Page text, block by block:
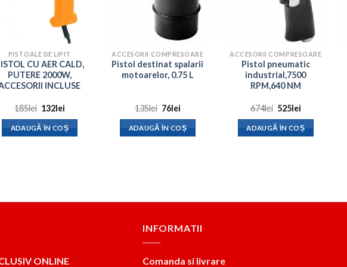
PISTOALE DE LIPIT
CU AER CALD,
PUTERE 2000W,
INCLUSE
185lei Prețul
a
fost:
132lei
este:
132lei.
ADAUGĂ ÎN COȘ
ACCESORII COMPRESOARE
Pistol destinat spalarii
motoarelor, 0.75 L
135lei Prețul
a
fost:
76leiPrețul
este:
76lei.
ADAUGĂ ÎN COȘ
ACCESORII COMPRESOARE
Pistol pneumatic
industrial,7500
RPM,640 NM
674lei Prețul
a
fost:
525leiPrețul
este:
525lei.
ADAUGĂ ÎN COȘ
ONLINE
INFORMATII
Comanda si livrare